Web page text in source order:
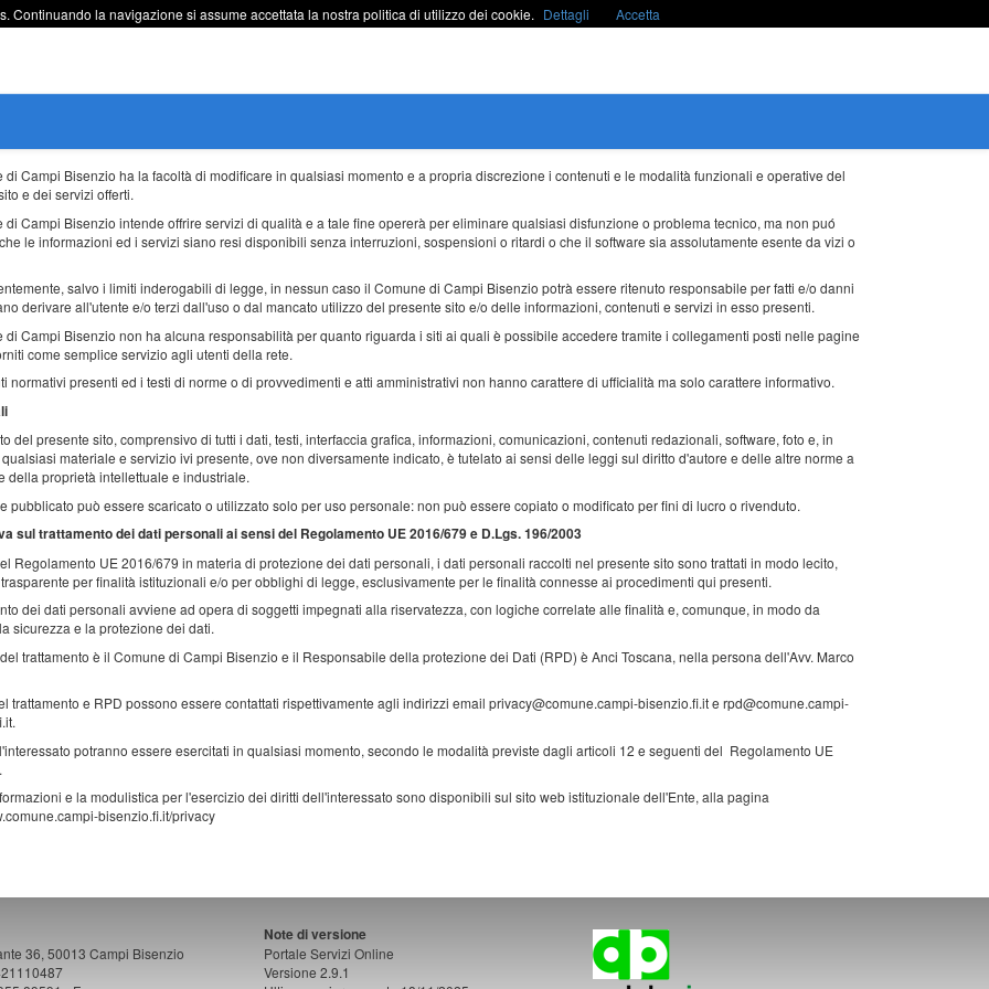
di Campi Bisenzio ha la facoltà di modificare in qualsiasi momento e a propria discrezione i contenuti e le modalità funzionali e operative del
e dei servizi offerti.
di Campi Bisenzio intende offrire servizi di qualità e a tale fine opererà per eliminare qualsiasi disfunzione o problema tecnico, ma non puó
le informazioni ed i servizi siano resi disponibili senza interruzioni, sospensioni o ritardi o che il software sia assolutamente esente da vizi o
salvo i limiti inderogabili di legge, in nessun caso il Comune di Campi Bisenzio potrà essere ritenuto responsabile per fatti e/o danni
derivare all'utente e/o terzi dall'uso o dal mancato utilizzo del presente sito e/o delle informazioni, contenuti e servizi in esso presenti.
di Campi Bisenzio non ha alcuna responsabilità per quanto riguarda i siti ai quali è possibile accedere tramite i collegamenti posti nelle pagine
come semplice servizio agli utenti della rete.
normativi presenti ed i testi di norme o di provvedimenti e atti amministrativi non hanno carattere di ufficialità ma solo carattere informativo.
del presente sito, comprensivo di tutti i dati, testi, interfaccia grafica, informazioni, comunicazioni, contenuti redazionali, software, foto e, in
materiale e servizio ivi presente, ove non diversamente indicato, è tutelato ai sensi delle leggi sul diritto d'autore e delle altre norme a
della proprietà intellettuale e industriale.
pubblicato può essere scaricato o utilizzato solo per uso personale: non può essere copiato o modificato per fini di lucro o rivenduto.
sul trattamento dei dati personali ai sensi del Regolamento UE 2016/679 e D.Lgs. 196/2003
Regolamento UE 2016/679 in materia di protezione dei dati personali, i dati personali raccolti nel presente sito sono trattati in modo lecito,
per finalità istituzionali e/o per obblighi di legge, esclusivamente per le finalità connesse ai procedimenti qui presenti.
dei dati personali avviene ad opera di soggetti impegnati alla riservatezza, con logiche correlate alle finalità e, comunque, in modo da
sicurezza e la protezione dei dati.
trattamento è il Comune di Campi Bisenzio e il Responsabile della protezione dei Dati (RPD) è Anci Toscana, nella persona dell'Avv. Marco
trattamento e RPD possono essere contattati rispettivamente agli indirizzi email privacy@comune.campi-bisenzio.fi.it e rpd@comune.campi-
potranno essere esercitati in qualsiasi momento, secondo le modalità previste dagli articoli 12 e seguenti del Regolamento UE
e la modulistica per l'esercizio dei diritti dell'interessato sono disponibili sul sito web istituzionale dell'Ente, alla pagina
bisenzio.fi.it/privacy
36, 50013 Campi Bisenzio
Note di versione
Portale Servizi Online
Versione 2.9.1
Continuando la navigazione si assume accettata la nostra politica di utilizzo dei cookie. Dettagli Accetta